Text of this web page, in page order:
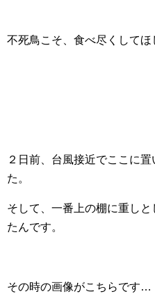
不死鳥こそ、食べ尽くして
２日前、台風接近でここに
た。
そして、一番上の棚に重し
たんです。
その時の画像がこちらです…